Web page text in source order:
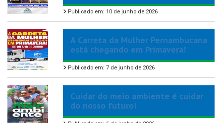
Publicado em: 10 de junho de 2026
A Carreta da Mulher Pernambucana
está chegando em Primavera!
Publicado em: 7 de junho de 2026
Cuidar do meio ambiente é cuidar
do nosso futuro!